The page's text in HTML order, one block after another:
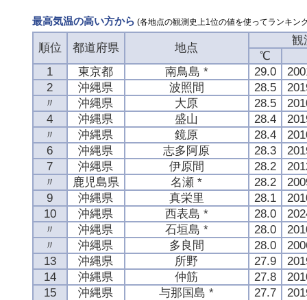
最高気温の高い方から (各地点の観測史上1位の値を使ってランキン
順位 都道府県 地点
観
℃
1
東京都 南鳥島 * 29.0
2
沖縄県 波照間 28.5
〃
沖縄県 大原 28.5
4
沖縄県 盛山 28.4
〃
沖縄県 鏡原 28.4
6
沖縄県 志多阿原 28.3
7
沖縄県 伊原間 28.2
〃
鹿児島県 名瀬 * 28.2
9
沖縄県 真栄里 28.1
10
沖縄県 西表島 * 28.0
〃
沖縄県 石垣島 * 28.0
〃
沖縄県 多良間 28.0
13
沖縄県 所野 27.9
14
沖縄県 仲筋 27.8
15
沖縄県 与那国島 * 27.7